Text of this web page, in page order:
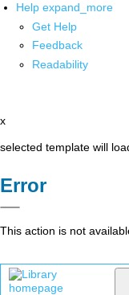
Help expand_more
Get Help
Feedback
Readability
x
selected template will
Error
This action is not